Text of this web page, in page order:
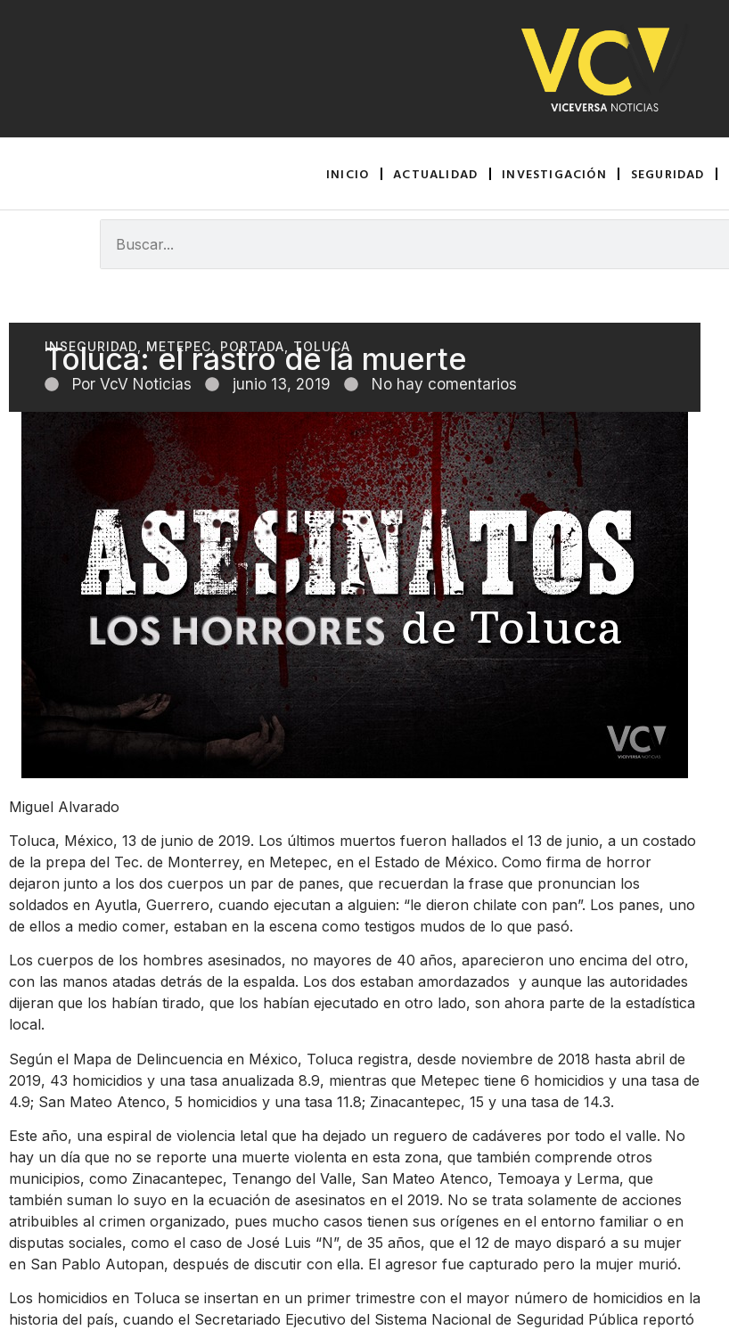
INICIO ACTUALIDAD INVESTIGACIÓN SEGURIDAD
INSEGURIDAD METEPEC PORTADA TOLUCA
Toluca: el rastro de la muerte
Por VcV Noticias junio 13, 2019 No hay comentarios
Miguel Alvarado
Toluca, México, 13 de junio de 2019. Los últimos muertos fueron hallados el 13 de junio, a un costado
de la prepa del Tec. de Monterrey, en Metepec, en el Estado de México. Como firma de horror
dejaron junto a los dos cuerpos un par de panes, que recuerdan la frase que pronuncian los
soldados en Ayutla, Guerrero, cuando ejecutan a alguien: “le dieron chilate con pan”. Los panes, uno
de ellos a medio comer, estaban en la escena como testigos mudos de lo que pasó.
Los cuerpos de los hombres asesinados, no mayores de 40 años, aparecieron uno encima del otro,
con las manos atadas detrás de la espalda. Los dos estaban amordazados y aunque las autoridades
dijeran que los habían tirado, que los habían ejecutado en otro lado, son ahora parte de la estadística
local.
Según el Mapa de Delincuencia en México, Toluca registra, desde noviembre de 2018 hasta abril de
2019, 43 homicidios y una tasa anualizada 8.9, mientras que Metepec tiene 6 homicidios y una tasa de
4.9; San Mateo Atenco, 5 homicidios y una tasa 11.8; Zinacantepec, 15 y una tasa de 14.3.
Este año, una espiral de violencia letal que ha dejado un reguero de cadáveres por todo el valle. No
hay un día que no se reporte una muerte violenta en esta zona, que también comprende otros
municipios, como Zinacantepec, Tenango del Valle, San Mateo Atenco, Temoaya y Lerma, que
también suman lo suyo en la ecuación de asesinatos en el 2019. No se trata solamente de acciones
atribuibles al crimen organizado, pues mucho casos tienen sus orígenes en el entorno familiar o en
disputas sociales, como el caso de José Luis “N”, de 35 años, que el 12 de mayo disparó a su mujer
en San Pablo Autopan, después de discutir con ella. El agresor fue capturado pero la mujer murió.
Los homicidios en Toluca se insertan en un primer trimestre con el mayor número de homicidios en la
historia del país, cuando el Secretariado Ejecutivo del Sistema Nacional de Seguridad Pública reportó